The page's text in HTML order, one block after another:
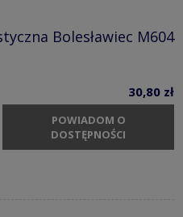
Bolesławiec M604
30,80 zł
POWIADOM O
DOSTĘPNOŚCI